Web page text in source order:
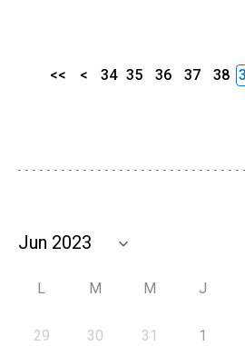
<< < 34 35 36 37 38
L M M J
29 30 31 1